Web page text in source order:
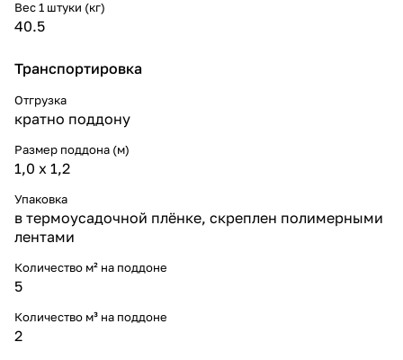
Вес 1 штуки (кг)
40.5
Транспортировка
Отгрузка
кратно поддону
Размер поддона (м)
1,0 х 1,2
Упаковка
в термоусадочной плёнке, скреплен полимерными
лентами
Количество м² на поддоне
5
Количество м³ на поддоне
2